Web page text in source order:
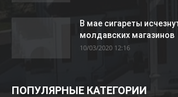
В мае сигареты
молдавских магазинов
10/03/2020 12:16
ПОПУЛЯРНЫЕ КАТЕГОРИИ